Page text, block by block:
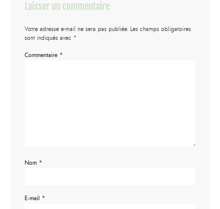
Laisser un commentaire
Votre adresse e-mail ne sera pas publiée. Les champs obligatoires
sont indiqués avec *
Commentaire *
Nom *
E-mail *